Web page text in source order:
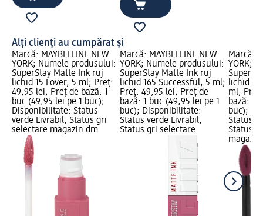
Alți clienți au cumpărat și
Marcă: MAYBELLINE NEW
YORK; Numele produsului:
SuperStay Matte Ink ruj
lichid 15 Lover, 5 ml; Preț:
49,95 lei; Preț de bază: 1
buc (49,95 lei pe 1 buc);
Disponibilitate: Status
verde Livrabil, Status gri
selectare magazin dm
Marcă: MAYBELLINE NEW
YORK; Numele produsului:
SuperStay Matte Ink ruj
lichid 165 Successful, 5 ml;
Preț: 49,95 lei; Preț de
bază: 1 buc (49,95 lei pe 1
buc); Disponibilitate:
Status verde Livrabil,
Status gri selectare
Marcă:
YORK;
lichid
ml;
bază: 1
buc);
Status
Status